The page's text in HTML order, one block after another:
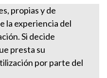
y Mártir
propias y de
la experiencia del
Si decide
presta su
por parte del